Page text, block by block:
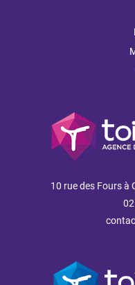
10 rue des Fours à